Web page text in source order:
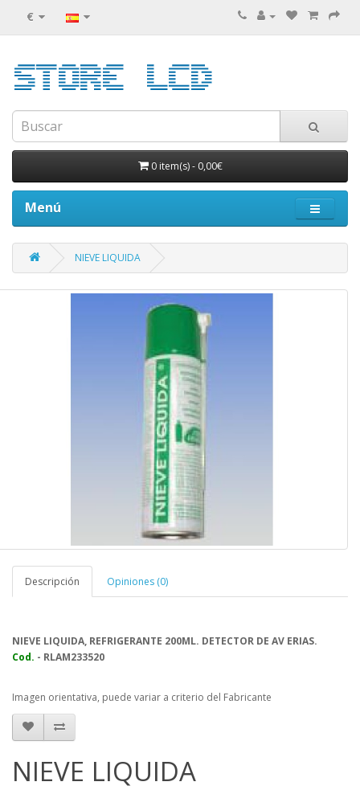
€
0 item(s)- 0,00€
Menú
NIEVE LIQUIDA
Descripción Opiniones (0)
NIEVE LIQUIDA, REFRIGERANTE 200ML. DETECTOR DE AV ERIAS.
Cod. - RLAM233520
Imagen orientativa, puede variar a criterio del Fabricante
NIEVE LIQUIDA